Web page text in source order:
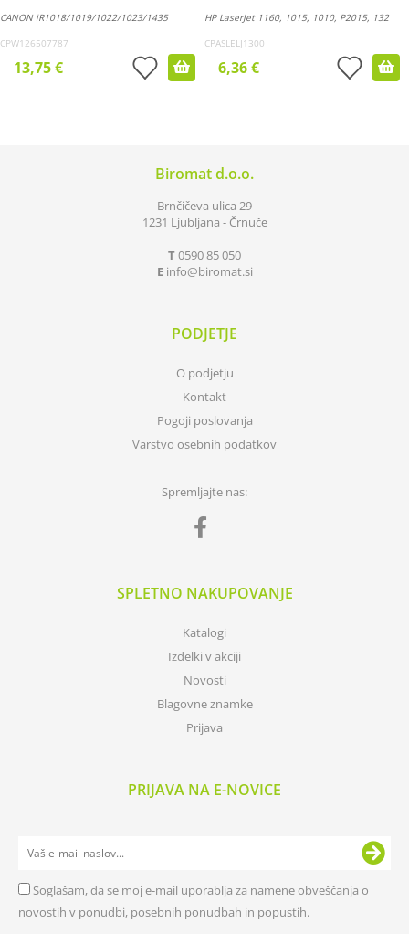
CANON iR1018/1019/1022/1023/1435
CPW126507787
13,75 €
HP LaserJet 1160, 1015, 1010, P2015, 132
CPASLELJ1300
6,36 €
Biromat d.o.o.
Brnčičeva ulica 29
1231 Ljubljana - Črnuče
T0590 85 050
E info biromat.si
PODJETJE
O podjetju
Kontakt
Pogoji poslovanja
Varstvo osebnih podatkov
Spremljajte nas:
SPLETNO NAKUPOVANJE
Katalogi
Izdelki v akciji
Novosti
Blagovne znamke
Prijava
PRIJAVA NA E-NOVICE
Soglašam, da se moj e-mail uporablja za namene obveščanja o
novostih v ponudbi, posebnih ponudbah in popustih.